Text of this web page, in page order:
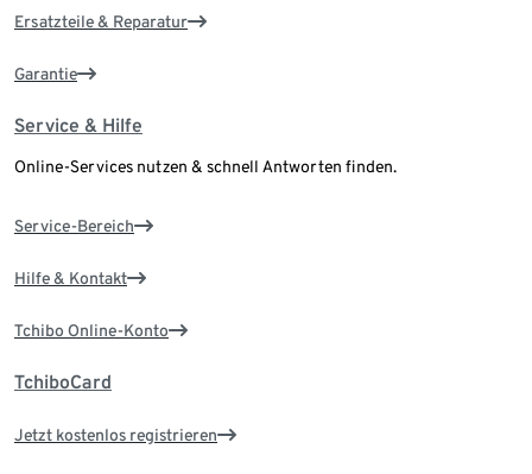
Ersatzteile & Reparatur
Garantie
Service & Hilfe
Online-Services nutzen & schnell Antworten finden.
Service-Bereich
Hilfe & Kontakt
Tchibo Online-Konto
TchiboCard
Jetzt kostenlos registrieren